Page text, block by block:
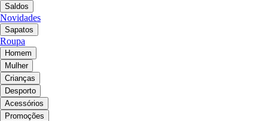
Saldos
Novidades
Sapatos
Roupa
Homem
Mulher
Crianças
Desporto
Acessórios
Promoções